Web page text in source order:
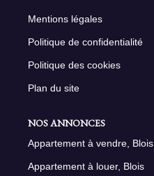
Mentions légales
Politique de confidentialité
Politique des cookies
Plan du site
NOS ANNONCES
Appartement à vendre, Blois
Appartement à louer, Blois